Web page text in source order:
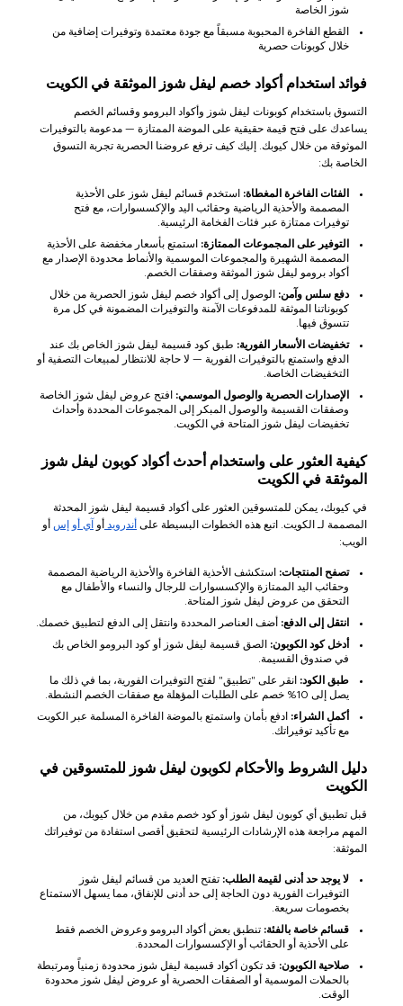
شوز الخاصة
القطع الفاخرة المحبوبة مسبقاً مع جودة معتمدة وتوفيرات إضافية من
خلال كوبونات حصرية
فوائد استخدام أكواد خصم ليفل شوز الموثقة في الكويت
التسوق باستخدام كوبونات ليفل شوز وأكواد البرومو وقسائم الخصم
يساعدك على فتح قيمة حقيقية على الموضة الممتازة — مدعومة بالتوفيرات
الموثوقة من خلال كيوبك. إليك كيف ترفع عروضنا الحصرية تجربة التسوق
الخاصة بك:
الفئات الفاخرة المغطاة: استخدم قسائم ليفل شوز على الأحذية
المصممة والأحذية الرياضية وحقائب اليد والإكسسوارات، مع فتح
توفيرات ممتازة عبر فئات الفخامة الرئيسية.
التوفير على المجموعات الممتازة: استمتع بأسعار مخفضة على الأحذية
المصممة الشهيرة والمجموعات الموسمية والأنماط محدودة الإصدار مع
أكواد برومو ليفل شوز الموثقة وصفقات الخصم.
دفع سلس وآمن: الوصول إلى أكواد خصم ليفل شوز الحصرية من خلال
كوبوناتنا الموثقة للمدفوعات الآمنة والتوفيرات المضمونة في كل مرة
تتسوق فيها.
تخفيضات الأسعار الفورية: طبق كود قسيمة ليفل شوز الخاص بك عند
الدفع واستمتع بالتوفيرات الفورية — لا حاجة للانتظار لمبيعات التصفية أو
التخفيضات الخاصة.
الإصدارات الحصرية والوصول الموسمي: افتح عروض ليفل شوز الخاصة
وصفقات القسيمة والوصول المبكر إلى المجموعات المحددة وأحداث
تخفيضات ليفل شوز المتاحة في الكويت.
كيفية العثور على واستخدام أحدث أكواد كوبون ليفل شوز
الموثقة في الكويت
في كيوبك، يمكن للمتسوقين العثور على أكواد قسيمة ليفل شوز المحدثة
المصممة لـ الكويت. اتبع هذه الخطوات البسيطة على أندرويد أو آي أو إس أو
الويب:
تصفح المنتجات: استكشف الأحذية الفاخرة والأحذية الرياضية المصممة
وحقائب اليد الممتازة والإكسسوارات للرجال والنساء والأطفال مع
التحقق من عروض ليفل شوز المتاحة.
انتقل إلى الدفع: أضف العناصر المحددة وانتقل إلى الدفع لتطبيق خصمك.
أدخل كود الكوبون: الصق قسيمة ليفل شوز أو كود البرومو الخاص بك
في صندوق القسيمة.
طبق الكود: انقر على "تطبيق" لفتح التوفيرات الفورية، بما في ذلك ما
يصل إلى 10% خصم على الطلبات المؤهلة مع صفقات الخصم النشطة.
أكمل الشراء: ادفع بأمان واستمتع بالموضة الفاخرة المسلمة عبر الكويت
مع تأكيد توفيراتك.
دليل الشروط والأحكام لكوبون ليفل شوز للمتسوقين في
الكويت
قبل تطبيق أي كوبون ليفل شوز أو كود خصم مقدم من خلال كيوبك، من
المهم مراجعة هذه الإرشادات الرئيسية لتحقيق أقصى استفادة من توفيراتك
الموثقة:
لا يوجد حد أدنى لقيمة الطلب: تفتح العديد من قسائم ليفل شوز
التوفيرات الفورية دون الحاجة إلى حد أدنى للإنفاق، مما يسهل الاستمتاع
بخصومات سريعة.
قسائم خاصة بالفئة: تنطبق بعض أكواد البرومو وعروض الخصم فقط
على الأحذية أو الحقائب أو الإكسسوارات المحددة.
صلاحية الكوبون: قد تكون أكواد قسيمة ليفل شوز محدودة زمنياً ومرتبطة
بالحملات الموسمية أو الصفقات الحصرية أو عروض ليفل شوز محدودة
الوقت.